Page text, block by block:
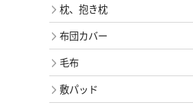
枕、抱き枕
布団カバー
毛布
敷パッド